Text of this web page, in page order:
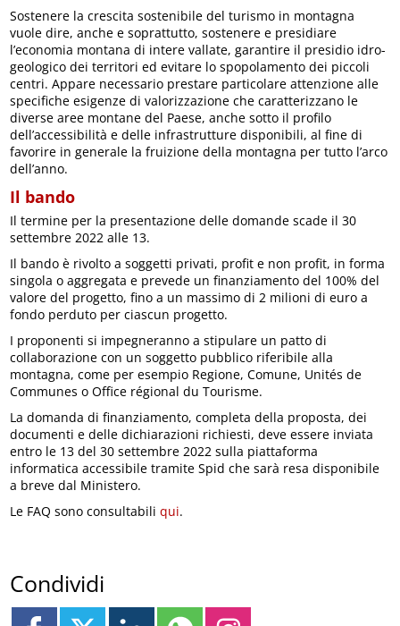
Sostenere la crescita sostenibile del turismo in montagna
vuole dire, anche e soprattutto, sostenere e presidiare
l’economia montana di intere vallate, garantire il presidio idro-
geologico dei territori ed evitare lo spopolamento dei piccoli
centri. Appare necessario prestare particolare attenzione alle
specifiche esigenze di valorizzazione che caratterizzano le
diverse aree montane del Paese, anche sotto il profilo
dell’accessibilità e delle infrastrutture disponibili, al fine di
favorire in generale la fruizione della montagna per tutto l’arco
dell’anno.
Il bando
Il termine per la presentazione delle domande scade il 30
settembre 2022 alle 13.
Il bando è rivolto a soggetti privati, profit e non profit, in forma
singola o aggregata e prevede un finanziamento del 100% del
valore del progetto, fino a un massimo di 2 milioni di euro a
fondo perduto per ciascun progetto.
I proponenti si impegneranno a stipulare un patto di
collaborazione con un soggetto pubblico riferibile alla
montagna, come per esempio Regione, Comune, Unités de
Communes o Office régional du Tourisme.
La domanda di finanziamento, completa della proposta, dei
documenti e delle dichiarazioni richiesti, deve essere inviata
entro le 13 del 30 settembre 2022 sulla piattaforma
informatica accessibile tramite Spid che sarà resa disponibile
a breve dal Ministero.
Le FAQ sono consultabiliqui.
Condividi